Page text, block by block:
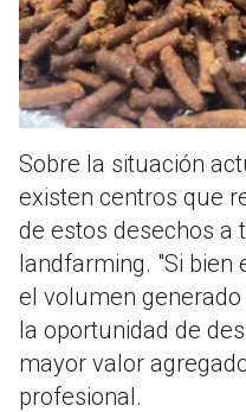
Sobre la situación
existen centros que
de estos desechos a
landfarming. "Si bien
el volumen
la oportunidad de
mayor valor
profesional.